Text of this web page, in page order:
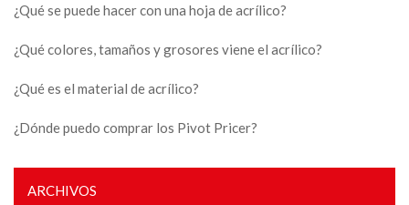
¿Qué se puede hacer con una hoja de acrílico?
¿Qué colores, tamaños y grosores viene el acrílico?
¿Qué es el material de acrílico?
¿Dónde puedo comprar los Pivot Pricer?
ARCHIVOS